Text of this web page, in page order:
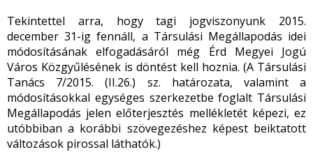
Tekintettel arra, hogy tagi jogviszonyunk 2015.
december 31-ig fennáll, a Társulási Megállapodás idei
módosításának elfogadásáról még Érd Megyei Jogú
Város Közgyűlésének is döntést kell hoznia. (A Társulási
Tanács 7/2015. (II.26.) sz. határozata, valamint a
módosításokkal egységes szerkezetbe foglalt Társulási
Megállapodás jelen előterjesztés mellékletét képezi, ez
utóbbiban a korábbi szövegezéshez képest beiktatott
változások pirossal láthatók.)